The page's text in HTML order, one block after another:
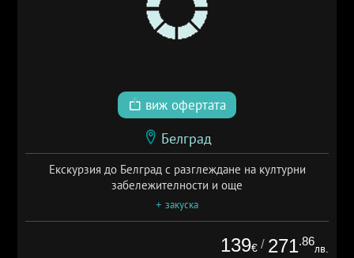
виж офертата
Белград
Екскурзия до Белград с разглеждане на културни
забележителности и още
+ закуска
139€ / 271.86
лв.